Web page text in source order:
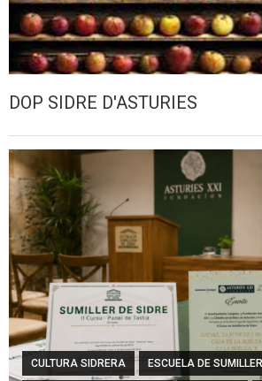
DOP SIDRE D'ASTURIES
CULTURA SIDRERA ESCUELA DE